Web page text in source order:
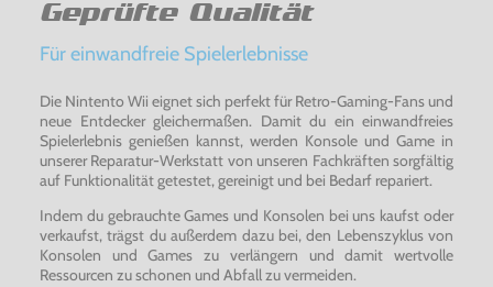
Geprüfte Qualität
Für einwandfreie Spielerlebnisse
Die Nintento Wii eignet sich perfekt für Retro-Gaming-Fans und
neue Entdecker gleichermaßen. Damit du ein einwandfreies
Spielerlebnis genießen kannst, werden Konsole und Game in
unserer Reparatur-Werkstatt von unseren Fachkräften sorgfältig
auf Funktionalität getestet, gereinigt und bei Bedarf repariert.
Indem du gebrauchte Games und Konsolen bei uns kaufst oder
verkaufst, trägst du außerdem dazu bei, den Lebenszyklus von
Konsolen und Games zu verlängern und damit wertvolle
Ressourcen zu schonen und Abfall zu vermeiden.